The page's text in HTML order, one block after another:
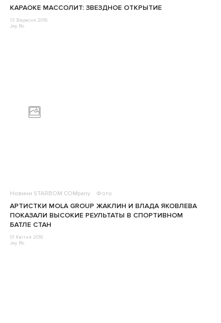
КАРАОКЕ МАССОЛИТ: ЗВЕЗДНОЕ ОТКРЫТИЕ
13 Вересня 2016
Jey Ro
Новини STARBOM.COMpany Фото
АРТИСТКИ MOLA GROUP ЖАКЛИН И ВЛАДА ЯКОВЛЕВА
ПОКАЗАЛИ ВЫСОКИЕ РЕУЛЬТАТЫ В СПОРТИВНОМ
БАТЛЕ СТАН
01 Квітня 2016
Jey Ro